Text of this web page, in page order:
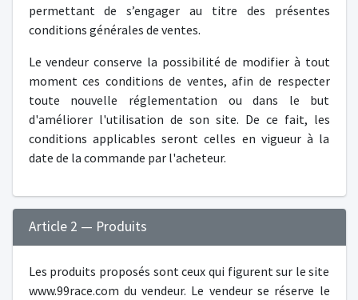
permettant de s’engager au titre des présentes
conditions générales de ventes.
Le vendeur conserve la possibilité de modifier à tout
moment ces conditions de ventes, afin de respecter
toute nouvelle réglementation ou dans le but
d'améliorer l'utilisation de son site. De ce fait, les
conditions applicables seront celles en vigueur à la
date de la commande par l'acheteur.
Article 2 — Produits
Les produits proposés sont ceux qui figurent sur le site
www.99race.com du vendeur. Le vendeur se réserve le